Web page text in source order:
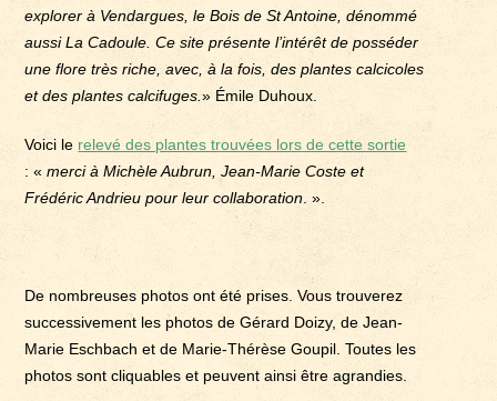
explorer à Vendargues, le Bois de St Antoine, dénommé
aussi La Cadoule. Ce site présente l’intérêt de posséder
une flore très riche, avec, à la fois, des plantes calcicoles
et des plantes calcifuges.» Émile Duhoux.
Voici le relevé des plantes trouvées lors de cette sortie
: «merci à Michèle Aubrun, Jean-Marie Coste et
Frédéric Andrieu pour leur collaboration. ».
De nombreuses photos ont été prises. Vous trouverez
successivement les photos de Gérard Doizy, de Jean-
Marie Eschbach et de Marie-Thérèse Goupil. Toutes les
photos sont cliquables et peuvent ainsi être agrandies.